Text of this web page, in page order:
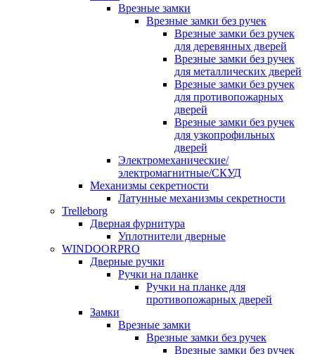
Врезные замки
Врезные замки без ручек
Врезные замки без ручек
для деревянных дверей
Врезные замки без ручек
для металлических дверей
Врезные замки без ручек
для противопожарных
дверей
Врезные замки без ручек
для узкопрофильных
дверей
Электромеханические/
электромагнитные/СКУД
Механизмы секретности
Латунные механизмы секретности
Trelleborg
Дверная фурнитура
Уплотнители дверные
WINDOORPRO
Дверные ручки
Ручки на планке
Ручки на планке для
противопожарных дверей
Замки
Врезные замки
Врезные замки без ручек
Врезные замки без ручек